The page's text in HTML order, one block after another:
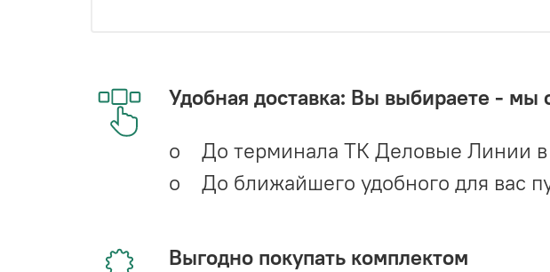
Удобная доставка: Вы выбираете - мы
o До терминала ТК Деловые Линии в
o До ближайшего удобного для вас
Выгодно покупать комплектом